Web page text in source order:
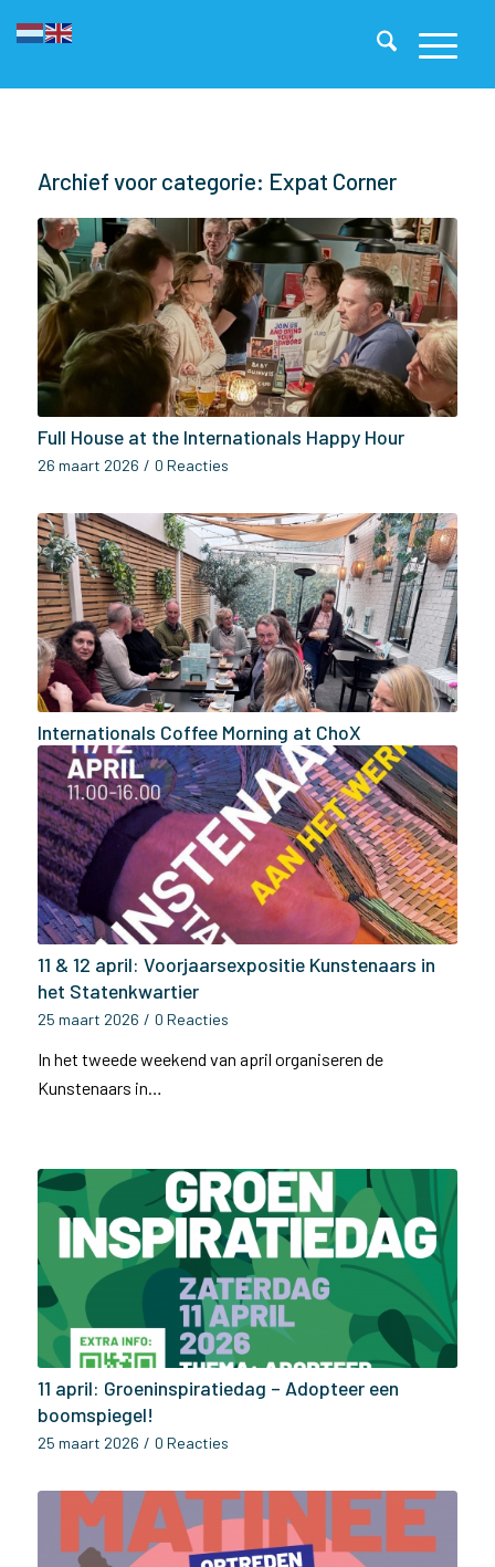
Archief voor categorie: Expat Corner
Full House at the Internationals Happy Hour
26 maart 2026 / 0 Reacties
Internationals Coffee Morning at ChoX
11 & 12 april: Voorjaarsexpositie Kunstenaars in
het Statenkwartier
25 maart 2026 / 0 Reacties
In het tweede weekend van april organiseren de
Kunstenaars in…
11 april: Groeninspiratiedag – Adopteer een
boomspiegel!
25 maart 2026 / 0 Reacties